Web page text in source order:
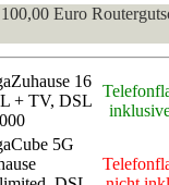
Euro
16
+ TV, DSL
5G